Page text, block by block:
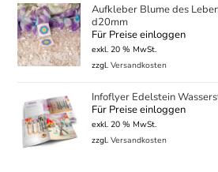
Aufkleber Blume des
d20mm
Für Preise einloggen
exkl. 20 % MwSt.
zzgl.Versandkosten
Infoflyer Edelstein
Für Preise einloggen
exkl. 20 % MwSt.
zzgl.Versandkosten